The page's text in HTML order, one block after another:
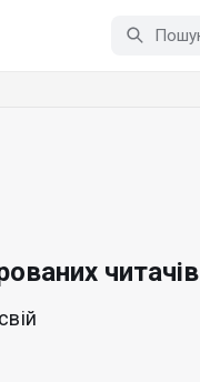
читачів